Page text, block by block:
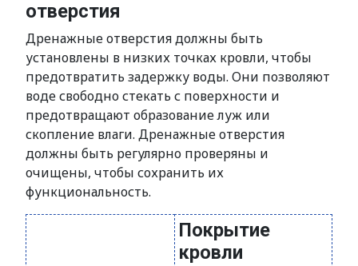
отверстия
Дренажные отверстия должны быть
установлены в низких точках кровли, чтобы
предотвратить задержку воды. Они позволяют
воде свободно стекать с поверхности и
предотвращают образование луж или
скопление влаги. Дренажные отверстия
должны быть регулярно проверяны и
очищены, чтобы сохранить их
функциональность.
Покрытие
кровли